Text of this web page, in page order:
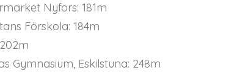
Nyfors: 181m
Förskola: 184m
Gymnasium, Eskilstuna: 248m